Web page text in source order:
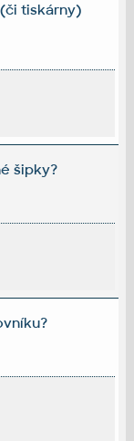
tiskárny)
šipky?